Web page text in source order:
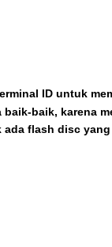
ID untuk
baik-baik, karena
ada flash disc